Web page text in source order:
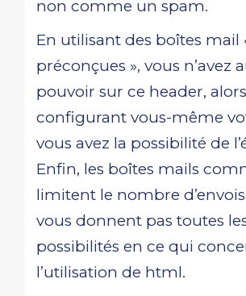
non comme un spam.
En utilisant des boîtes mail
préconçues », vous n’avez
pouvoir sur ce header, alors
configurant vous-même
vous avez la possibilité de
Enfin, les boîtes mails
limitent le nombre
vous donnent pas toutes
possibilités en ce qui
l’utilisation de html.